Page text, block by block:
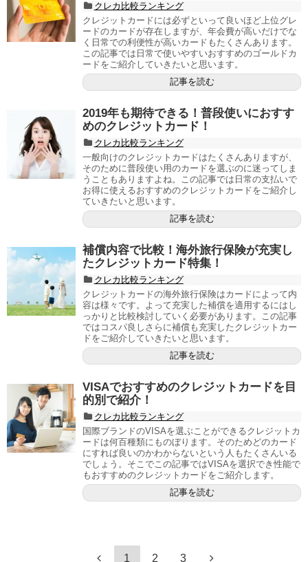
クレカ比較ランキング
クレジットカードには必ずといって良いほど上位グレ
ードのカードが存在しますが、年会費が高いだけでな
く日常での利便性が高いカードもたくさんあります。
この記事では日常で使いやすいおすすめのゴールドカ
ードをご紹介していきたいと思います。
記事を読む
2019年も期待できる！普段使いにおすす
めのクレジットカード！
クレカ比較ランキング
一般向けのクレジットカードはたくさんありますが、
そのために普段使い用のカードを選ぶのに迷ってしま
うこともありますよね。この記事では日常の支払いで
お得に使えるおすすめのクレジットカードをご紹介し
ていきたいと思います。
記事を読む
補償内容で比較！海外旅行保険が充実し
たクレジットカード特集！
クレカ比較ランキング
クレジットカードの海外旅行保険はカードによって内
容は様々です。よって充実した補償を適用するにはし
っかりと比較検討していく必要があります。この記事
ではコスパ良しさらに補償も充実したクレジットカー
ドをご紹介していきたいと思います。
記事を読む
VISAでおすすめのクレジットカードを目
的別で紹介！
クレカ比較ランキング
国際ブランドのVISAを選ぶことができるクレジットカ
ードは何百種類にものぼります。そのためどのカード
にすれば良いのかわからないという人もたくさんいる
でしょう。そこでこの記事ではVISAを選択でき性能で
もおすすめのクレジットカードをご紹介します。
記事を読む
1 2 3